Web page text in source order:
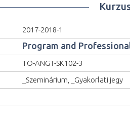
2017-2018-1
Program and
TO-ANGT-SK102-3
_Szeminárium, _Gyakorlati jegy